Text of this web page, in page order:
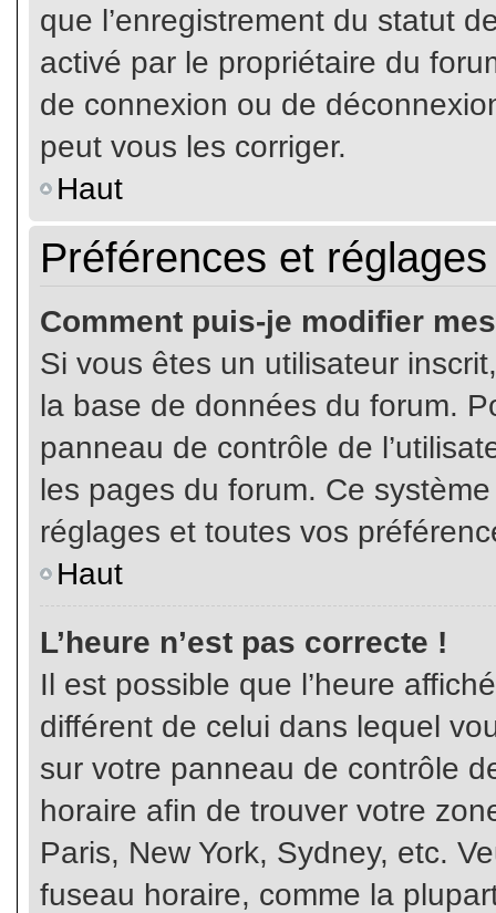
que l’enregistrement du statut
activé par le propriétaire du
de connexion ou de
peut vous les corriger.
Haut
Préférences et
Comment puis-je modifier
Si vous êtes un utilisateur
la base de données du forum.
panneau de contrôle de
les pages du forum. Ce
réglages et toutes vos
Haut
L’heure n’est pas correcte !
Il est possible que l’heure
différent de celui dans lequel
sur votre panneau de contrôle
horaire afin de trouver votre
Paris, New York, Sydney, etc.
fuseau horaire, comme la